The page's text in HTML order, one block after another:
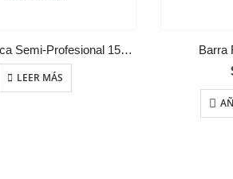
Barra Olímpica Semi-Profesional 150 cm
LEER MÁS
Barra